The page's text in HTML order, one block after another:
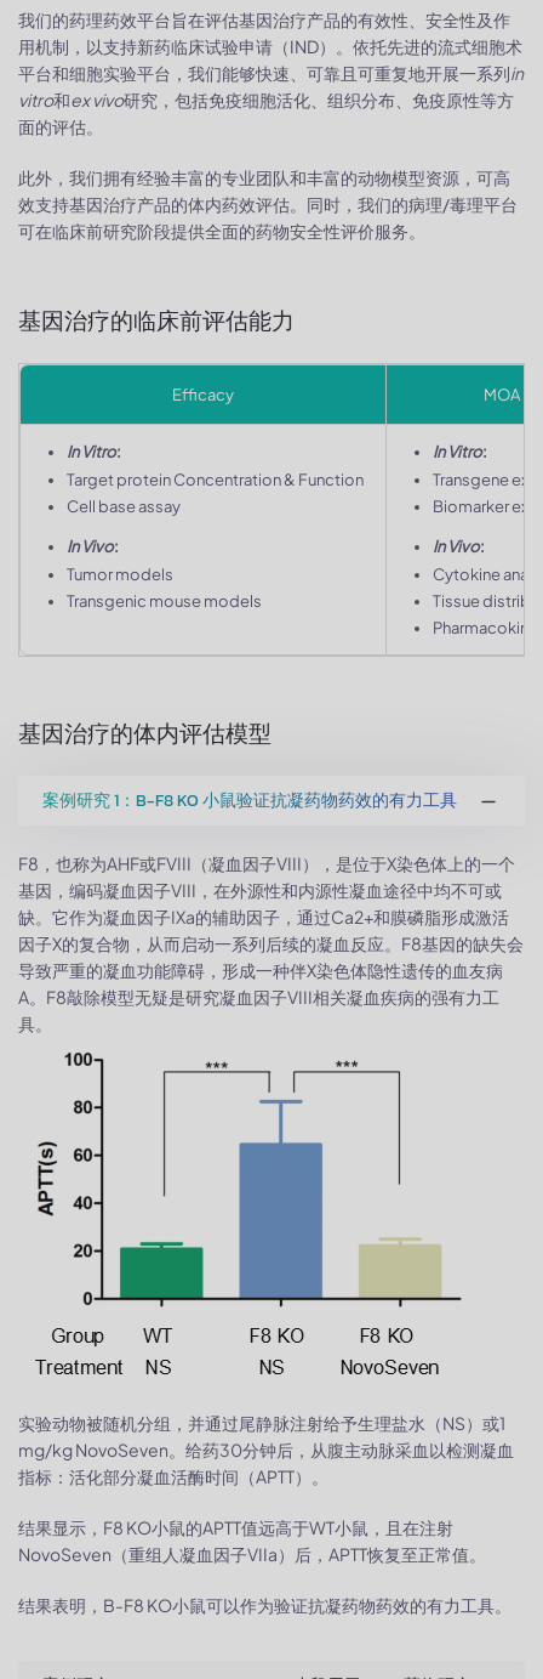
我们的药理药效平台旨在评估基因治疗产品的有效性、安全性及作
用机制，以支持新药临床试验申请（IND）。依托先进的流式细胞术
平台和细胞实验平台，我们能够快速、可靠且可重复地开展一系列in
vitro和ex vivo研究，包括免疫细胞活化、组织分布、免疫原性等方
面的评估。
此外，我们拥有经验丰富的专业团队和丰富的动物模型资源，可高
效支持基因治疗产品的体内药效评估。同时，我们的病理/毒理平台
可在临床前研究阶段提供全面的药物安全性评价服务。
基因治疗的临床前评估能力
Efficacy MOA
In Vitro:
Target protein Concentration & Function
Cell base assay
In Vivo:
Tumor models
Transgenic mouse models
In Vitro:
Transgene
Biomarker
In Vivo:
Cytokine
Tissue
基因治疗的体内评估模型
案例研究 1：B-F8 KO 小鼠验证抗凝药物药效的有力工具
F8，也称为AHF或FVIII（凝血因子VIII），是位于X染色体上的一个
基因，编码凝血因子VIII，在外源性和内源性凝血途径中均不可或
缺。它作为凝血因子IXa的辅助因子，通过Ca2+和膜磷脂形成激活
因子X的复合物，从而启动一系列后续的凝血反应。F8基因的缺失会
导致严重的凝血功能障碍，形成一种伴X染色体隐性遗传的血友病
A。F8敲除模型无疑是研究凝血因子VIII相关凝血疾病的强有力工
具。
实验动物被随机分组，并通过尾静脉注射给予生理盐水（NS）或1
mg/kg NovoSeven。给药30分钟后，从腹主动脉采血以检测凝血
指标：活化部分凝血活酶时间（APTT）。
结果显示，F8 KO小鼠的APTT值远高于WT小鼠，且在注射
NovoSeven（重组人凝血因子VIIa）后，APTT恢复至正常值。
结果表明，B-F8 KO小鼠可以作为验证抗凝药物药效的有力工具。